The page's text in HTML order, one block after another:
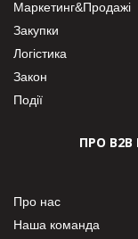
Маркетинг&Продажі
Закупки
Логістика
Закон
Події
ПРО В2В
Про нас
Наша команда